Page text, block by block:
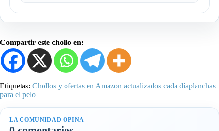
Compartir este chollo en:
Etiquetas: Chollos y ofertas en Amazon actualizados cada díaplanchas
para el pelo
LA COMUNIDAD OPINA